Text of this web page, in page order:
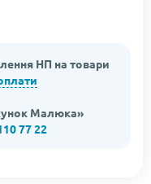
НП на товари
Малюка»
77 22